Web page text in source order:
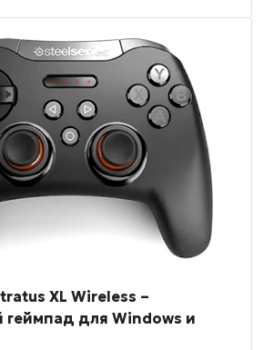
XL Wireless –
для Windows и